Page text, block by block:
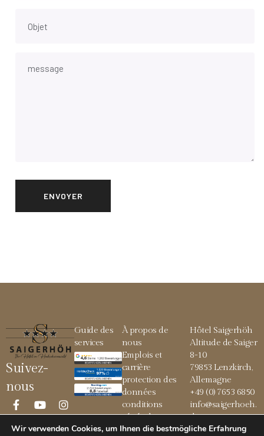
Suivez-
nous
Guide des
services
À propos de
nous
Emplois et
carrière
protection des
données
conditions
générales
Mentions légales
Hôtel Saigerhöh
Altitude de Saiger
8-10
79853 Lenzkirch,
Allemagne
+49 (0) 7653 6850
info@saigerhoeh.
de
Wir verwenden Cookies, um Ihnen die bestmögliche Erfahrung